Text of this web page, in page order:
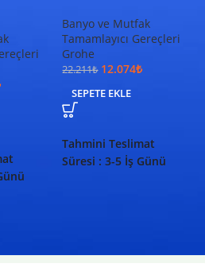
Banyo ve Mutfak
Tamamlayıcı Gereçleri
Grohe
22.211₺ 12.074₺
SEPETE EKLE
Tahmini Teslimat
Süresi : 3-5 İş Günü